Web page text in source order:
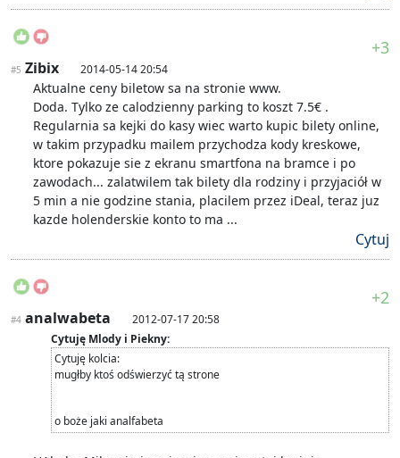
+3
#5 Zibix 2014-05-14 20:54
Aktualne ceny biletow sa na stronie www.
Doda. Tylko ze calodzienny parking to koszt 7.5€ .
Regularnia sa kejki do kasy wiec warto kupic bilety online,
w takim przypadku mailem przychodza kody kreskowe,
ktore pokazuje sie z ekranu smartfona na bramce i po
zawodach... zalatwilem tak bilety dla rodziny i przyjaciół w
5 min a nie godzine stania, placilem przez iDeal, teraz juz
kazde holenderskie konto to ma ...
Cytuj
+2
#4 analwabeta
2012-07-17 20:58
Cytuję Mlody i Piekny:
Cytuję kolcia:
mugłby ktoś odświerzyć tą strone
o boże jaki analfabeta